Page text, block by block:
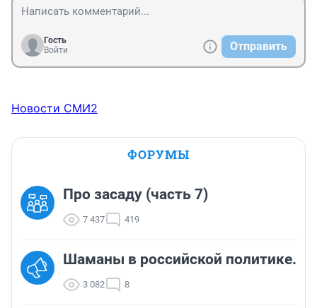
Гость
Войти
Отправить
Новости СМИ2
ФОРУМЫ
Про засаду (часть 7)
7 437 419
Шаманы в российской политике.
3 082 8